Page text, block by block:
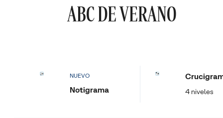
ABC DE VERANO
NUEVO
Notigrama 4 niveles